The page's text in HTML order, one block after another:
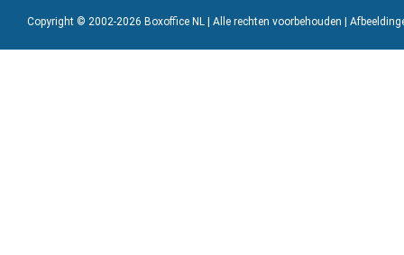
Copyright © 2002-2026 Boxoffice NL | Alle rechten voorbehouden |